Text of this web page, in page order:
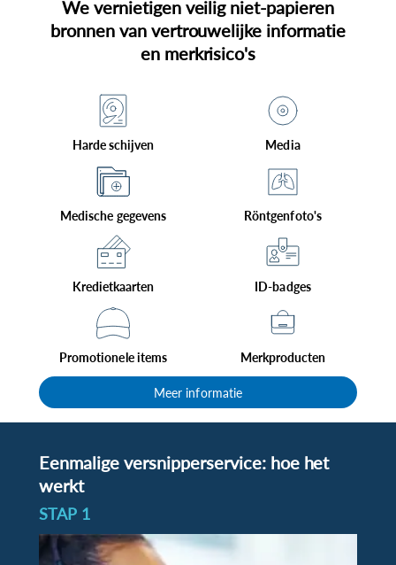
We vernietigen veilig niet-papieren
bronnen van vertrouwelijke informatie
en merkrisico's
Harde schijven Media
Medische gegevens Röntgenfoto's
Kredietkaarten ID-badges
Promotionele items
Merkproducten
Meer informatie
Eenmalige versnipperservice: hoe het
werkt
STAP 1